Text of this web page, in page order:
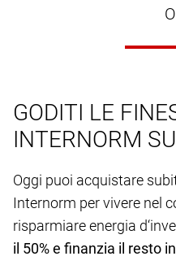
GODITI LE
INTERNORM
Oggi puoi acquistare
Internorm per vivere nel
risparmiare energia
il 50% e finanzia il resto